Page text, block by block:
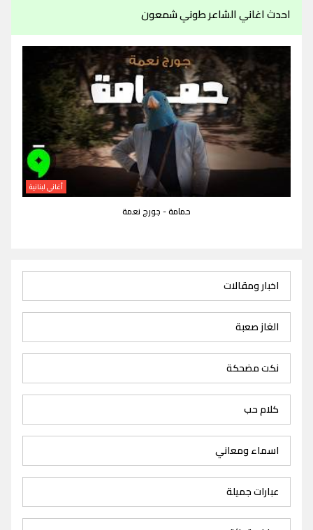
احدث اغاني الشاعر طوني شمعون
أغاني لبنانية
حمامة - جورج نعمة
اخبار ومقالات
الغاز صعبة
نكت مضحكة
كلام حب
اسماء ومعاني
عبارات جميلة